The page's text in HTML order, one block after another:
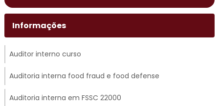
Informações
Auditor interno curso
Auditoria interna food fraud e food defense
Auditoria interna em FSSC 22000